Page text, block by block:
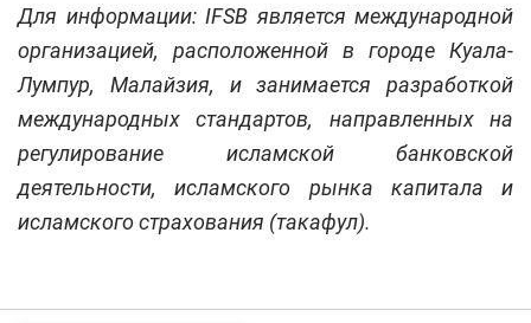
Для информации: IFSB является международной
организацией, расположенной в городе Куала-
Лумпур, Малайзия, и занимается разработкой
международных стандартов, направленных на
регулирование исламской банковской
деятельности, исламского рынка капитала и
исламского страхования (такафул).